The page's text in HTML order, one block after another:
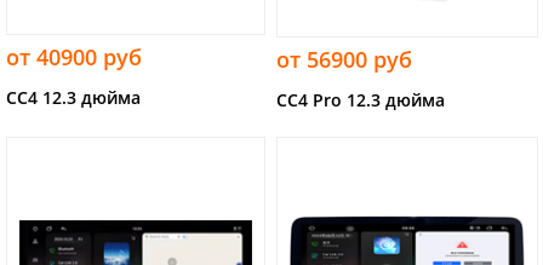
от 40900 руб
CC4 12.3 дюйма
от 56900 руб
CC4 Pro 12.3 дюйма